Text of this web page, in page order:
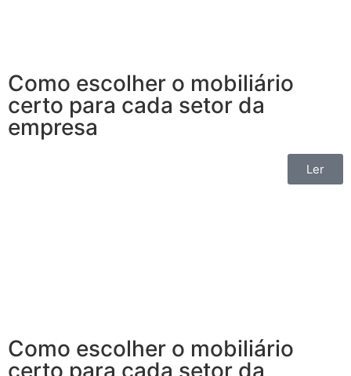
Como escolher o mobiliário
certo para cada setor da
empresa
Ler
Como escolher o mobiliário
certo para cada setor da